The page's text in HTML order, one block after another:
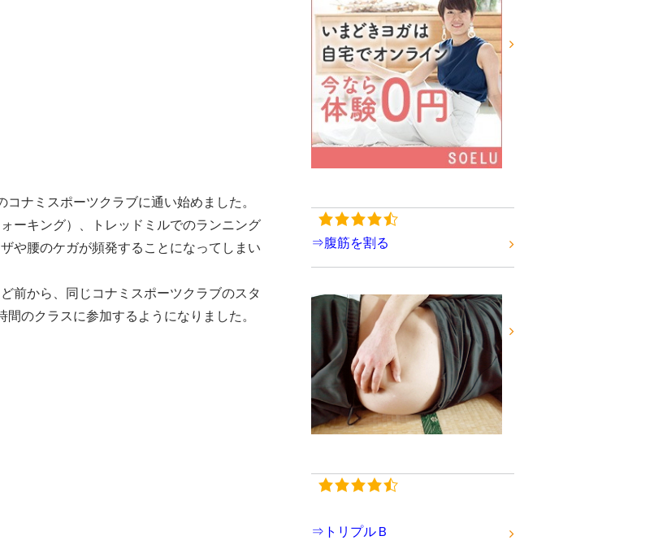
ナミスポーツクラブに通い始めました。
ーキング）、トレッドミルでのランニング
や腰のケガが頻発することになってしまい
前から、同じコナミスポーツクラブのスタ
のクラスに参加するようになりました。
⇒腹筋を割る
⇒トリプルＢ